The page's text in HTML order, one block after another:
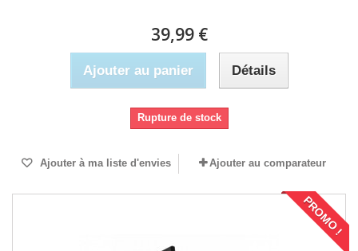
39,99 €
Ajouter au panier Détails
Rupture de stock
Ajouter à ma liste d'envies Ajouter au comparateur
PROMO !